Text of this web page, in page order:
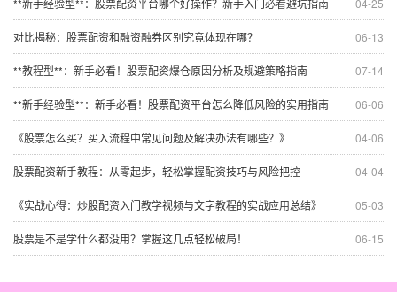
06-13
对比揭秘：股票配资和融资融券区别究竟体现在哪？
07-14
**教程型**：新手必看！股票配资爆仓原因分析及规避策略指南
06-06
**新手经验型**：新手必看！股票配资平台怎么降低风险的实用指南
04-06
《股票怎么买？买入流程中常见问题及解决办法有哪些？》
04-04
股票配资新手教程：从零起步，轻松掌握配资技巧与风险把控
05-03
《实战心得：炒股配资入门教学视频与文字教程的实战应用总结》
06-15
股票是不是学什么都没用？掌握这几点轻松破局！